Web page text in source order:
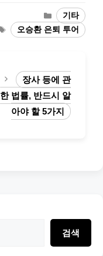
Categories
기타
Tags오승환 은퇴 투어
장사 등에 관
한 법률, 반드시 알
아야 할 5가지
검색